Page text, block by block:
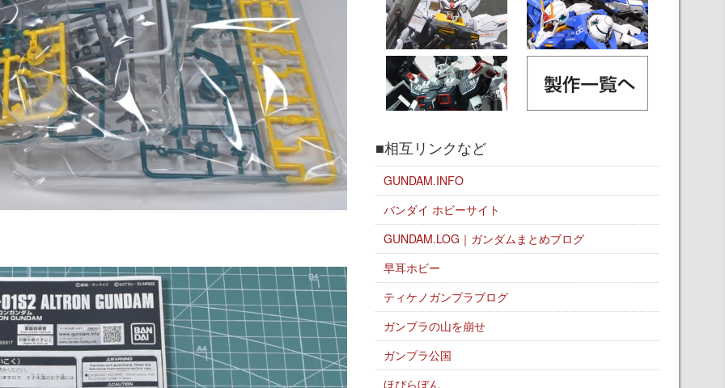
■相互リンクなど
GUNDAM.INFO
バンダイ ホビーサイト
GUNDAM.LOG｜ガンダムまとめブログ
早耳ホビー
ティケノガンプラブログ
ガンプラの山を崩せ
ガンプラ公国
ほびらぼん